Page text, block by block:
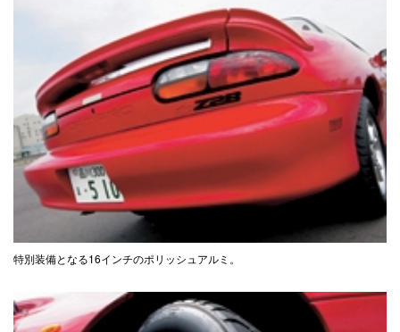
特別装備となる16インチのポリッシュアルミ。